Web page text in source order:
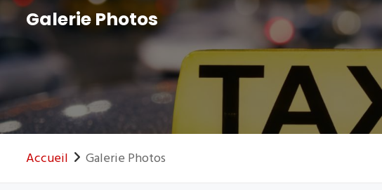
Galerie Photos
Accueil Galerie Photos